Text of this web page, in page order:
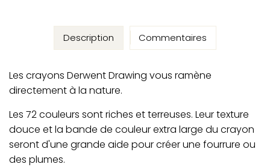
Description
Les crayons Derwent Drawing vous ramène
directement à la nature.
Les 72 couleurs sont riches et terreuses. Leur texture
douce et la bande de couleur extra large du crayon
seront d'une grande aide pour créer une fourrure ou
des plumes.
Commentaires